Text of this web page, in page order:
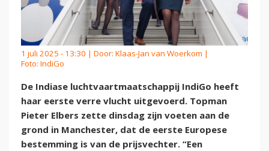
1 juli 2025 - 13:30 | Door: Klaas-Jan van Woerkom |
Foto: IndiGo
De Indiase luchtvaartmaatschappij IndiGo heeft
haar eerste verre vlucht uitgevoerd. Topman
Pieter Elbers zette dinsdag zijn voeten aan de
grond in Manchester, dat de eerste Europese
bestemming is van de prijsvechter. “Een